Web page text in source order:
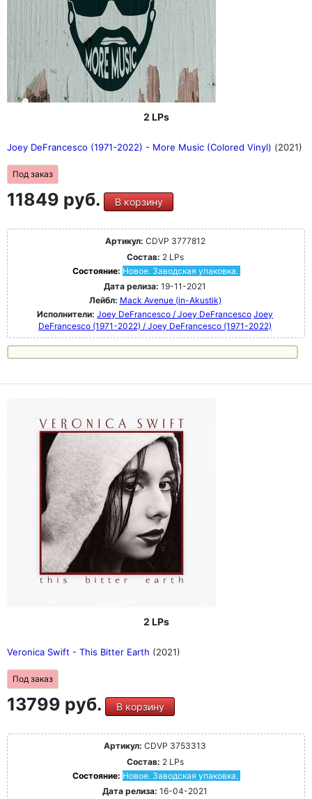
2 LPs
Joey DeFrancesco (1971-2022) - More Music (Colored Vinyl) (2021)
Под заказ
11849 руб. В корзину
Артикул: CDVP 3777812
Состав: 2 LPs
Состояние: Новое. Заводская упаковка.
Дата релиза: 19-11-2021
Лейбл: Mack Avenue (in-Akustik)
Исполнители: Joey DeFrancesco / Joey DeFrancesco Joey
DeFrancesco (1971-2022) / Joey DeFrancesco (1971-2022)
2 LPs
Veronica Swift - This Bitter Earth (2021)
Под заказ
13799 руб. В корзину
Артикул: CDVP 3753313
Состав: 2 LPs
Состояние: Новое. Заводская упаковка.
Дата релиза: 16-04-2021